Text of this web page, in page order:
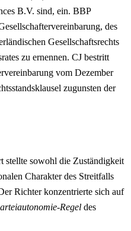
B.V. sind, ein. BBP
des
Gesellschaftsrechts
zu ernennen. CJ bestritt
vom Dezember
zugunsten der
stellte sowohl die Zuständigkeit
Charakter des Streitfalls
Richter konzentrierte sich auf
Regel des